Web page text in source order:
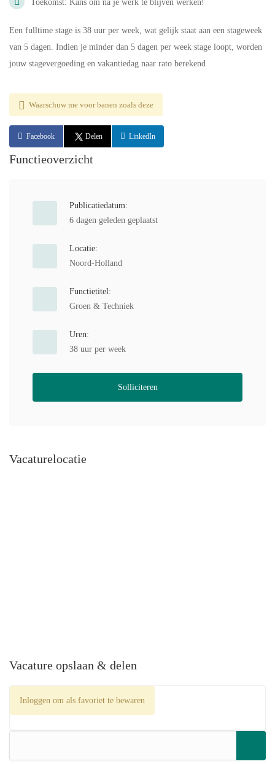
Toekomst: Kans om na je werk te blijven werken!
Een fulltime stage is 38 uur per week, wat gelijk staat aan een stageweek
van 5 dagen. Indien je minder dan 5 dagen per week stage loopt, worden
jouw stagevergoeding en vakantiedag naar rato berekend
Waarschuw me voor banen zoals deze
Facebook Delen LinkedIn
Functieoverzicht
Publicatiedatum:
6 dagen geleden geplaatst
Locatie:
Noord-Holland
Functietitel:
Groen & Techniek
Uren:
38 uur per week
Solliciteren
Vacaturelocatie
Vacature opslaan & delen
Inloggen om als favoriet te bewaren